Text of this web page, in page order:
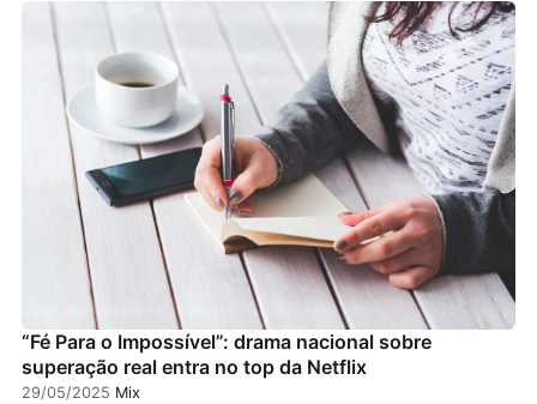
“Fé Para o Impossível”: drama nacional sobre
superação real entra no top da Netflix
29/05/2025 Mix